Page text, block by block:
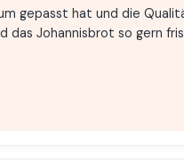
gepasst hat und die
das Johannisbrot so gern